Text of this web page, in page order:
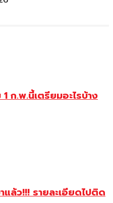
ก.พ.นี้เตรียมอะไรบ้าง
แล้ว!!! รายละเอียดไปติด